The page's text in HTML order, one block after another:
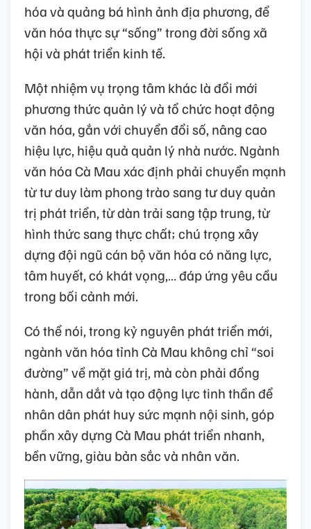
hóa và quảng bá hình ảnh địa phương, để
văn hóa thực sự “sống” trong đời sống xã
hội và phát triển kinh tế.
Một nhiệm vụ trọng tâm khác là đổi mới
phương thức quản lý và tổ chức hoạt động
văn hóa, gắn với chuyển đổi số, nâng cao
hiệu lực, hiệu quả quản lý nhà nước. Ngành
văn hóa Cà Mau xác định phải chuyển mạnh
từ tư duy làm phong trào sang tư duy quản
trị phát triển, từ dàn trải sang tập trung, từ
hình thức sang thực chất; chú trọng xây
dựng đội ngũ cán bộ văn hóa có năng lực,
tâm huyết, có khát vọng,… đáp ứng yêu cầu
trong bối cảnh mới.
Có thể nói, trong kỷ nguyên phát triển mới,
ngành văn hóa tỉnh Cà Mau không chỉ “soi
đường” về mặt giá trị, mà còn phải đồng
hành, dẫn dắt và tạo động lực tinh thần để
nhân dân phát huy sức mạnh nội sinh, góp
phần xây dựng Cà Mau phát triển nhanh,
bền vững, giàu bản sắc và nhân văn.